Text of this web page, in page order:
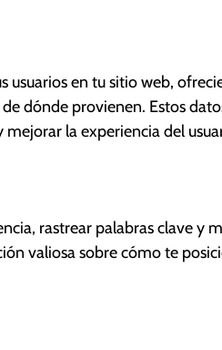
en tu sitio web,
dónde provienen. Estos
la experiencia del
rastrear palabras clave y
valiosa sobre cómo te